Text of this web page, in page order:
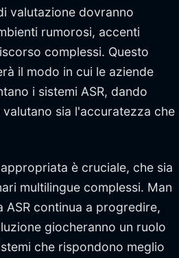
valutazione dovranno
rumorosi, accenti
complessi. Questo
il modo in cui le aziende
i sistemi ASR, dando
sia l'accuratezza che
è cruciale, che sia
multilingue complessi. Man
ASR continua a progredire,
giocheranno un ruolo
che rispondono meglio